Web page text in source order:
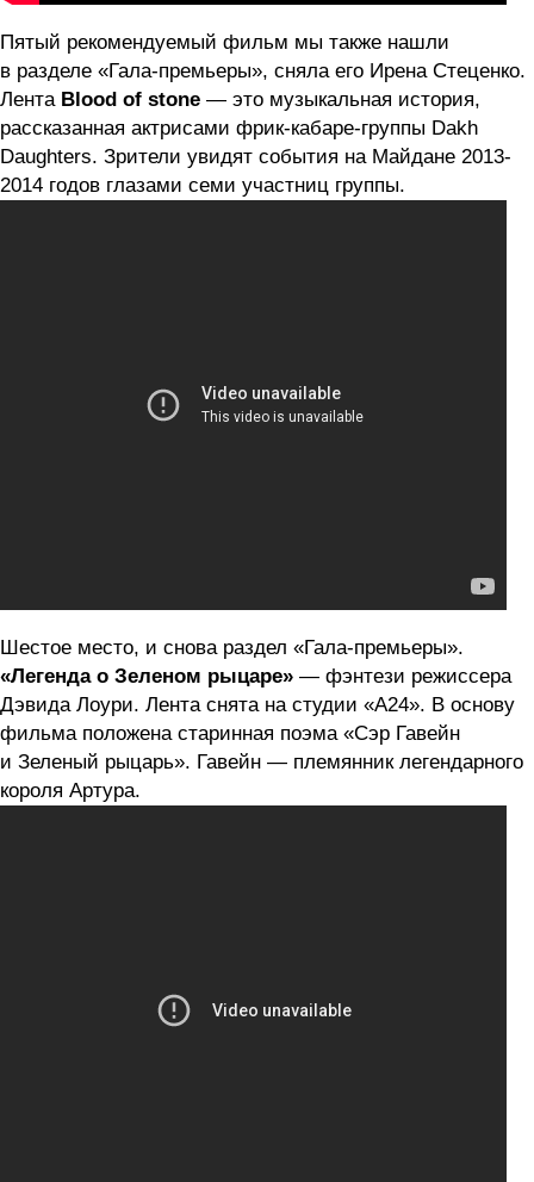
Пятый рекомендуемый фильм мы также нашли
в разделе «Гала-премьеры», сняла его Ирена Стеценко.
Лента Blood of stone — это музыкальная история,
рассказанная актрисами фрик-кабаре-группы Dakh
Daughters. Зрители увидят события на Майдане 2013-
2014 годов глазами семи участниц группы.
Шестое место, и снова раздел «Гала-премьеры».
«Легенда о Зеленом рыцаре» — фэнтези режиссера
Дэвида Лоури. Лента снята на студии «А24». В основу
фильма положена старинная поэма «Сэр Гавейн
и Зеленый рыцарь». Гавейн — племянник легендарного
короля Артура.